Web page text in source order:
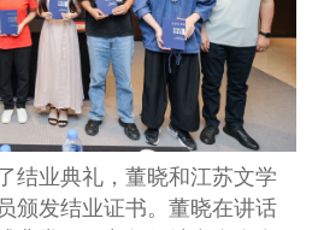
业典礼，董晓和江苏文学
颁发结业证书。董晓在讲话